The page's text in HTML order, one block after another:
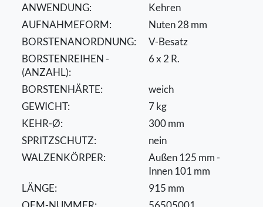
ANWENDUNG:
Kehren
AUFNAHMEFORM:
Nuten 28 mm
BORSTENANORDNUNG:
V-Besatz
BORSTENREIHEN -
(ANZAHL):
6 x 2 R.
BORSTENHÄRTE:
weich
GEWICHT:
7 kg
KEHR-Ø:
300 mm
SPRITZSCHUTZ:
nein
WALZENKÖRPER:
Außen 125 mm -
Innen 101 mm
LÄNGE:
915 mm